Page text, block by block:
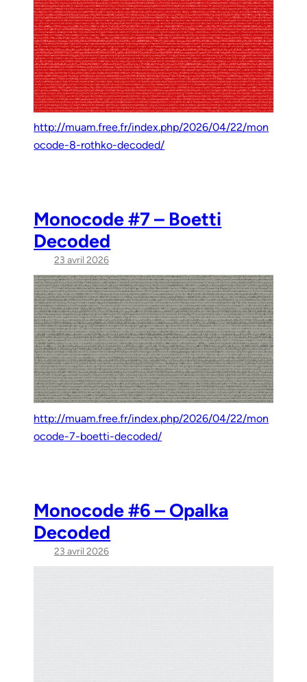
http://muam.free.fr/index.php/2026/04/22/mon
ocode-8-rothko-decoded/
Monocode #7 – Boetti
Decoded
23 avril 2026
http://muam.free.fr/index.php/2026/04/22/mon
ocode-7-boetti-decoded/
Monocode #6 – Opalka
Decoded
23 avril 2026